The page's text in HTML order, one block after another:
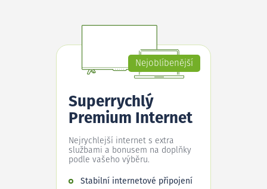
Nejoblíbenější
Superrychlý
Premium Internet
Nejrychlejší internet s extra
službami a bonusem na doplňky
podle vašeho výběru.
Stabilní internetové připojení